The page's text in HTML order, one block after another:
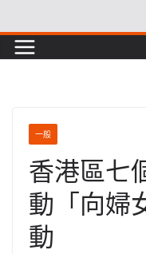
to
content
一般
香港區七
動「向婦
動